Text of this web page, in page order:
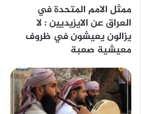
ممثل الامم المتحدة في
العراق عن الايزيديين : لا
يزالون يعيشون في ظروف
معيشية صعبة